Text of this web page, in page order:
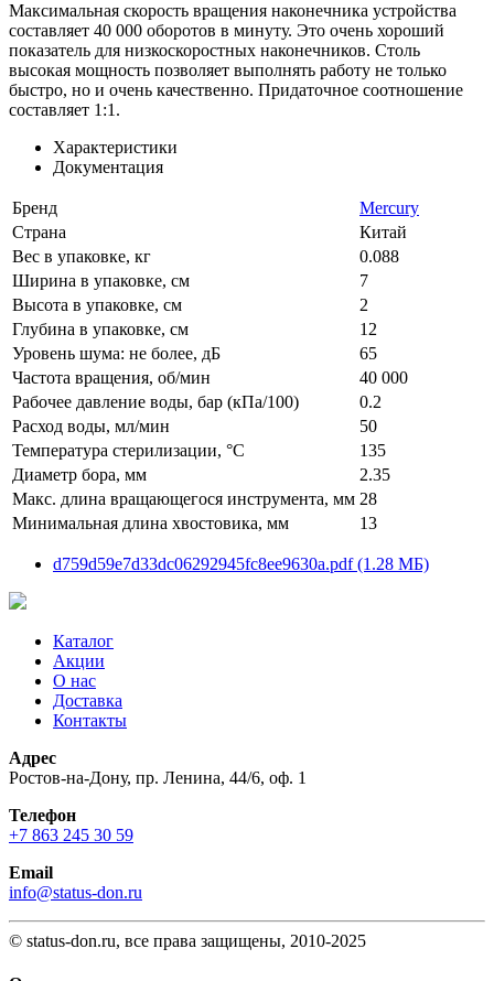
Максимальная скорость вращения наконечника устройства
составляет 40 000 оборотов в минуту. Это очень хороший
показатель для низкоскоростных наконечников. Столь
высокая мощность позволяет выполнять работу не только
быстро, но и очень качественно. Придаточное соотношение
составляет 1:1.
Характеристики
Документация
Бренд
Mercury
Страна
Китай
Вес в упаковке, кг
0.088
Ширина в упаковке, см
7
Высота в упаковке, см
2
Глубина в упаковке, см
12
Уровень шума: не более, дБ
65
Частота вращения, об/мин
40 000
Рабочее давление воды, бар (кПа/100)
0.2
Расход воды, мл/мин
50
Температура стерилизации, °C
135
Диаметр бора, мм
2.35
Макс. длина вращающегося инструмента, мм 28
Минимальная длина хвостовика, мм
13
d759d59e7d33dc06292945fc8ee9630a.pdf (1.28 МБ)
Каталог
Акции
О нас
Доставка
Контакты
Адрес
Ростов-на-Дону, пр. Ленина, 44/6, оф. 1
Телефон
+7 863 245 30 59
Email
info@status-don.ru
© status-don.ru, все права защищены, 2010-2025